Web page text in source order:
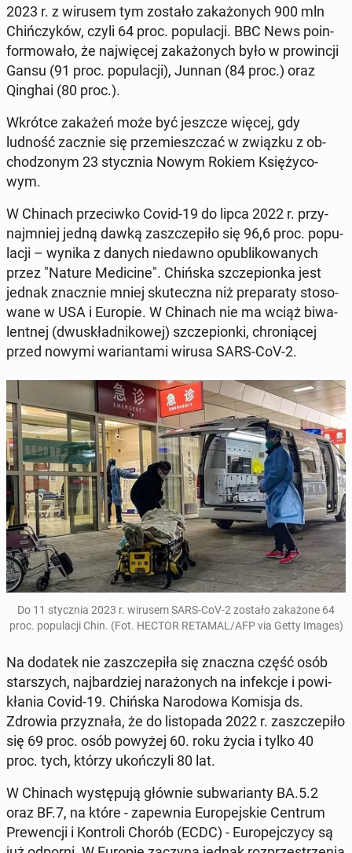
2023 r. z wirusem tym zostało za­ka­żo­nych 900 mln
Chiń­czy­ków, czyli 64 proc. po­pu­la­cji. BBC News po­in­
for­mo­wa­ło, że naj­wię­cej za­ka­żo­nych było w pro­win­cji
Gansu (91 proc. po­pu­la­cji), Junnan (84 proc.) oraz
Qinghai (80 proc.).
Wkrótce zakażeń może być jeszcze więcej, gdy
ludność zacznie się prze­miesz­czać w związku z ob­
cho­dzo­nym 23 stycz­nia Nowym Rokiem Księ­ży­co­
wym.
W Chinach prze­ciw­ko Covid-19 do lipca 2022 r. przy­
naj­mniej jedną dawką za­szcze­pi­ło się 96,6 proc. po­pu­
la­cji – wynika z danych nie­daw­no opu­bli­ko­wa­nych
przez "Nature Me­di­ci­ne". Chińska szcze­pion­ka jest
jednak znacz­nie mniej sku­tecz­na niż pre­pa­ra­ty sto­so­
wa­ne w USA i Europie. W Chinach nie ma wciąż bi­wa­
lent­nej (dwu­skład­ni­ko­wej) szcze­pion­ki, chro­nią­cej
przed nowymi wa­rian­ta­mi wirusa SARS-CoV-2.
Do 11 stycz­nia 2023 r. wirusem SARS-CoV-2 zostało za­ka­żo­ne 64
proc. po­pu­la­cji Chin. (Fot. HECTOR RETAMAL/AFP via Getty Images)
Na dodatek nie za­szcze­pi­ła się znaczna część osób
star­szych, naj­bar­dziej na­ra­żo­nych na in­fek­cje i po­wi­
kła­nia Covid-19. Chińska Na­ro­do­wa Komisja ds.
Zdrowia przy­zna­ła, że do li­sto­pa­da 2022 r. za­szcze­pi­ło
się 69 proc. osób powyżej 60. roku życia i tylko 40
proc. tych, którzy ukoń­czy­li 80 lat.
W Chinach wy­stę­pu­ją głównie sub­wa­rian­ty BA.5.2
oraz BF.7, na które - za­pew­nia Eu­ro­pej­skie Centrum
Pre­wen­cji i Kon­tro­li Chorób (ECDC) - Eu­ro­pej­czy­cy są